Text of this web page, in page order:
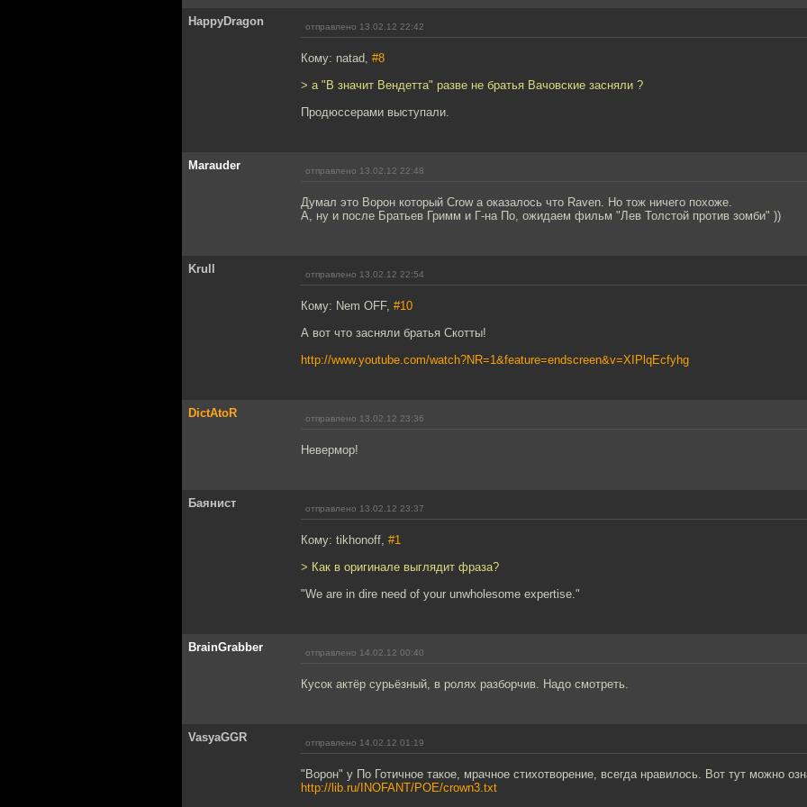
HappyDragon отправлено 13.02.12 22:42
Кому: natad, #8
> а "В значит Вендетта" разве не братья Вачовские засняли ?
Продюссерами выступали.
Marauder отправлено 13.02.12 22:48
Думал это Ворон который Crow а оказалось что Raven. Но тож ничего похоже.
А, ну и после Братьев Гримм и Г-на По, ожидаем фильм "Лев Толстой против зомби" ))
Krull отправлено 13.02.12 22:54
Кому: Nem OFF, #10
А вот что засняли братья Скотты!
http://www.youtube.com/watch?NR=1&feature=endscreen&v=XIPlqEcfyhg
DictAtoR отправлено 13.02.12 23:36
Невермор!
Баянист отправлено 13.02.12 23:37
Кому: tikhonoff, #1
> Как в оригинале выглядит фраза?
"We are in dire need of your unwholesome expertise."
BrainGrabber отправлено 14.02.12 00:40
Кусок актёр сурьёзный, в ролях разборчив. Надо смотреть.
VasyaGGR отправлено 14.02.12 01:19
"Ворон" у По Готичное такое, мрачное стихотворение, всегда нравилось. Вот тут можно
http://lib.ru/INOFANT/POE/crown3.txt